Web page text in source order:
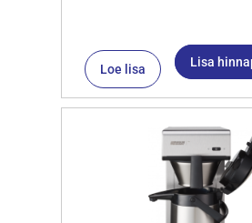
Loe lisa Lisa